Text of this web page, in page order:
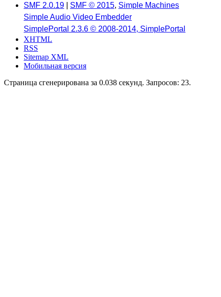
SMF 2.0.19 SMF © 2015, Simple Machines
Simple Audio Video Embedder
SimplePortal 2.3.6 © 2008-2014, SimplePortal
XHTML
RSS
Sitemap XML
Мобильная версия
Страница сгенерирована за 0.038 секунд. Запросов: 23.